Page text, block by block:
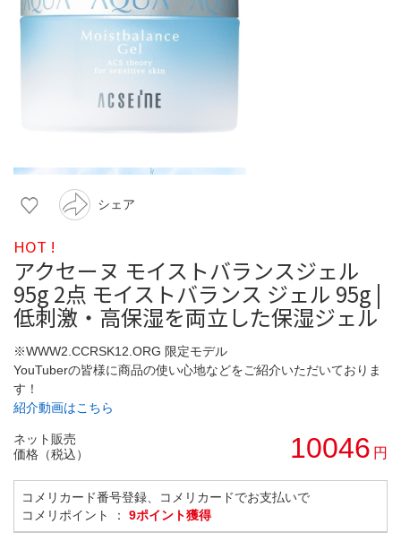
シェア
HOT !
アクセーヌ モイストバランスジェル
95g 2点 モイストバランス ジェル 95g |
低刺激・高保湿を両立した保湿ジェル
※WWW2.CCRSK12.ORG 限定モデル
YouTuberの皆様に商品の使い心地などをご紹介いただいておりま
す！
紹介動画はこちら
ネット販売
価格（税込）
10046 円
コメリカード番号登録、コメリカードでお支払いで
コメリポイント ： 9ポイント獲得